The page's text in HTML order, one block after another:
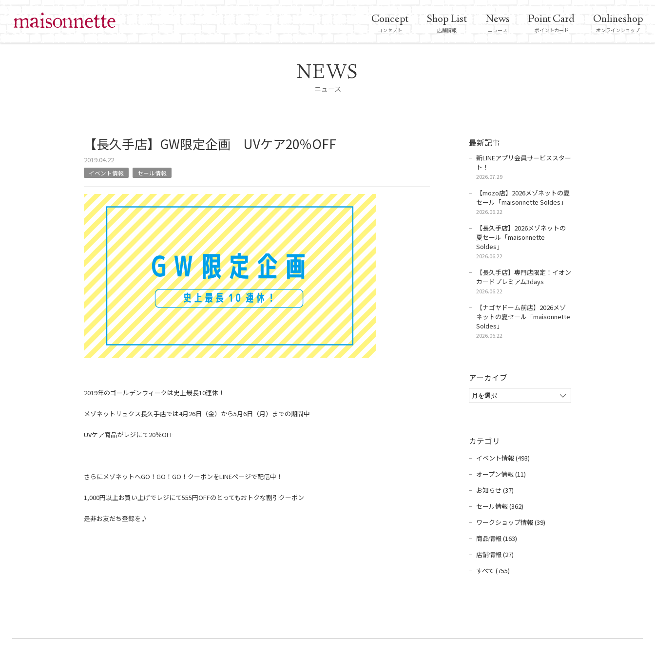
Concept
コンセプト
Shop List
店舗情報
News
ニュース
Point Card
ポイントカード
Onlineshop
オンラインショップ
NEWS
ニュース
【長久手店】GW限定企画 UVケア20％OFF
2019.04.22
イベント情報 セール情報
2019年のゴールデンウィークは史上最長10連休！
メゾネットリュクス長久手店では4月26日（金）から5月6日（月）までの期間中
UVケア商品がレジにて20％OFF
さらにメゾネットへGO！GO！GO！クーポンをLINEページで配信中！
1,000円以上お買い上げでレジにて555円OFFのとってもおトクな割引クーポン
是非お友だち登録を♪
最新記事
新LINEアプリ会員サービススター
ト！
2026.07.29
【mozo店】2026メゾネットの夏
セール「maisonnette Soldes」
2026.06.22
【長久手店】2026メゾネットの
夏セール「maisonnette
Soldes」
2026.06.22
【長久手店】専門店限定！イオン
カードプレミアム3days
2026.06.22
【ナゴヤドーム前店】2026メゾ
ネットの夏セール「maisonnette
Soldes」
2026.06.22
アーカイブ
カテゴリ
イベント情報 (493)
オープン情報 (11)
お知らせ (37)
セール情報 (362)
ワークショップ情報 (39)
商品情報 (163)
店舗情報 (27)
すべて (755)